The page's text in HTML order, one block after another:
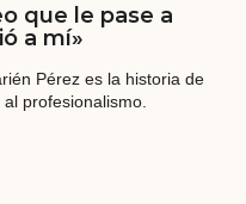
que le pase a
a mí»
Pérez es la historia de
profesionalismo.